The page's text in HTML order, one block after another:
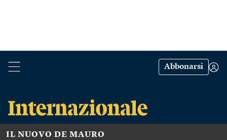
Abbonarsi
IL NUOVO DE MAURO